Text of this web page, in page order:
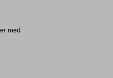
med.